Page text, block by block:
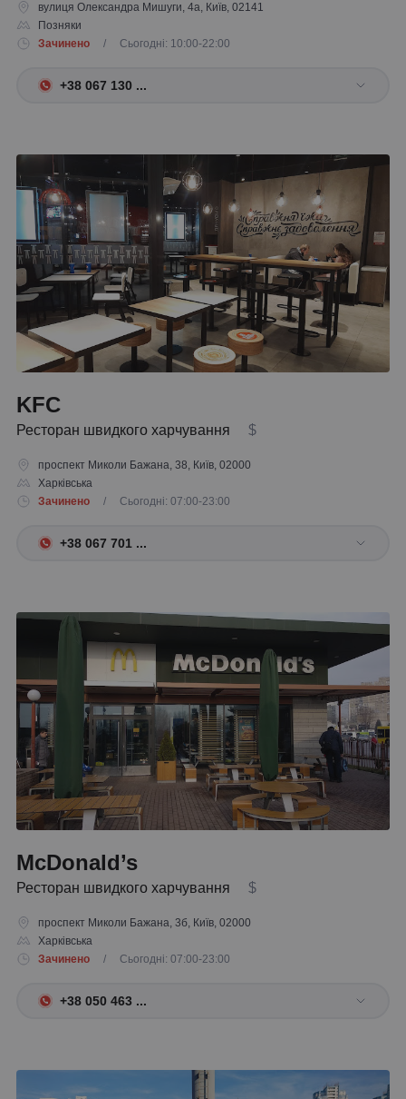
вулиця Олександра Мишуги, 4а, Київ, 02141
Позняки
Зачинено
/ Сьогодні: 10:00-22:00
+38 067 130 ...
KFC
Ресторан швидкого харчування $
проспект Миколи Бажана, 38, Київ, 02000
Харківська
Зачинено
/ Сьогодні: 07:00-23:00
+38 067 701 ...
McDonald’s
Ресторан швидкого харчування $
проспект Миколи Бажана, 3б, Київ, 02000
Харківська
Зачинено
/ Сьогодні: 07:00-23:00
+38 050 463 ...